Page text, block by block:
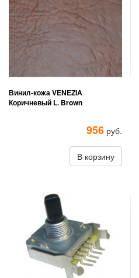
Винил-кожа VENEZIA
Коричневый L. Brown
956 руб.
В корзину